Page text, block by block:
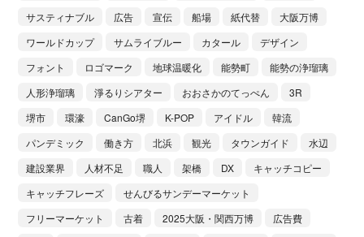
サスティナブル
広告 宣伝 船場 紙代替
大阪万博
ワールドカップ
サムライブルー カタール
デザイン
フォント
ロゴマーク 地球温暖化 能勢町
能勢の浄瑠璃
人形浄瑠璃
淨るりシアター おおさかのてっぺん
3R
堺市
環濠 CanGo堺 K-POP アイドル
韓流
パンデミック
働き方 北浜 観光 タウンガイド
水辺
建設業界
人材不足 職人 架橋 DX
キャッチコピー
キャッチフレーズ
せんびるサンデーマーケット
フリーマーケット
古着 2025大阪・関西万博
広告費